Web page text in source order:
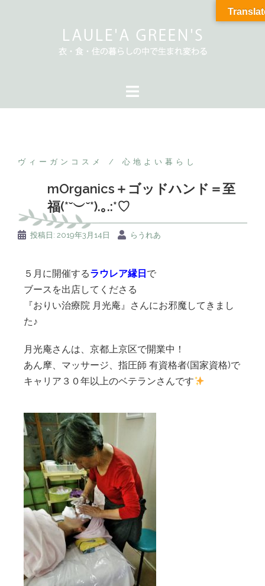
ヴィーガンコスメ 心地よい暮らし
mOrganics＋ゴッドハンド＝至
福(*˘︶˘*).｡.:*♡
投稿日: 2019年3月14日 らうれあ
５月に開催するラウレア縁日で
ブースを出店してくださる
『おりい治療院 月光庵』さんにお邪魔してきまし
た♪
月光庵さんは、京都上京区で開業中！
あん摩、マッサージ、指圧師 有資格者(国家資格)で
キャリア３０年以上のベテランさんです